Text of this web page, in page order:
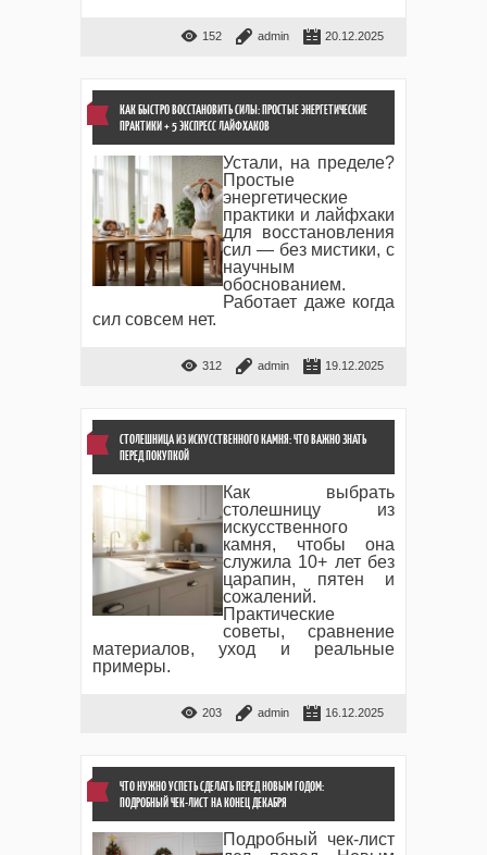
152 admin 20.12.2025
КАК БЫСТРО ВОССТАНОВИТЬ СИЛЫ: ПРОСТЫЕ ЭНЕРГЕТИЧЕСКИЕ
ПРАКТИКИ + 5 ЭКСПРЕСС ЛАЙФХАКОВ
Устали, на пределе?
Простые
энергетические
практики и лайфхаки
для восстановления
сил — без мистики, с
научным
обоснованием.
Работает даже когда
сил совсем нет.
312 admin 19.12.2025
СТОЛЕШНИЦА ИЗ ИСКУССТВЕННОГО КАМНЯ: ЧТО ВАЖНО ЗНАТЬ
ПЕРЕД ПОКУПКОЙ
Как выбрать
столешницу из
искусственного
камня, чтобы она
служила 10+ лет без
царапин, пятен и
сожалений.
Практические
советы, сравнение
материалов, уход и реальные
примеры.
203 admin 16.12.2025
ЧТО НУЖНО УСПЕТЬ СДЕЛАТЬ ПЕРЕД НОВЫМ ГОДОМ:
ПОДРОБНЫЙ ЧЕК-ЛИСТ НА КОНЕЦ ДЕКАБРЯ
Подробный чек-лист